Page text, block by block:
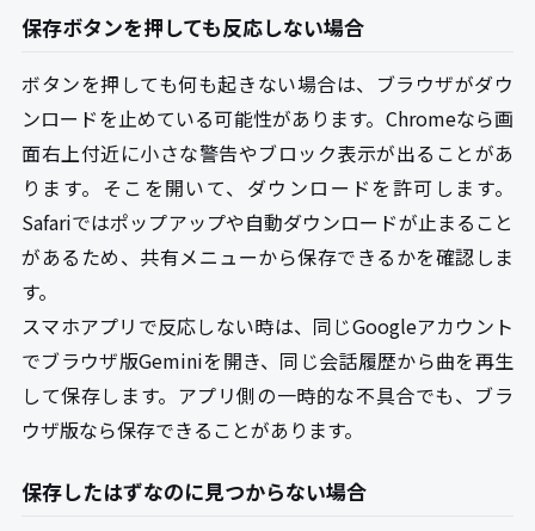
保存ボタンを押しても反応しない場合
ボタンを押しても何も起きない場合は、ブラウザがダウ
ンロードを止めている可能性があります。Chromeなら画
面右上付近に小さな警告やブロック表示が出ることがあ
ります。そこを開いて、ダウンロードを許可します。
Safariではポップアップや自動ダウンロードが止まること
があるため、共有メニューから保存できるかを確認しま
す。
スマホアプリで反応しない時は、同じGoogleアカウント
でブラウザ版Geminiを開き、同じ会話履歴から曲を再生
して保存します。アプリ側の一時的な不具合でも、ブラ
ウザ版なら保存できることがあります。
保存したはずなのに見つからない場合